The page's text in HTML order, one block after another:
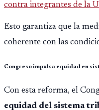
contra integrantes de la
ilícita, terrorismo y
Esto garantiza que la
coherente con las
Congreso impulsa equidad en
Con esta reforma, el
equidad del sistema